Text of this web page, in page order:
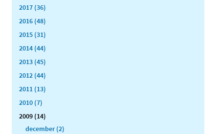
2017 (36)
2016 (48)
2015 (31)
2014 (44)
2013 (45)
2012 (44)
2011 (13)
2010 (7)
2009 (14)
december (2)